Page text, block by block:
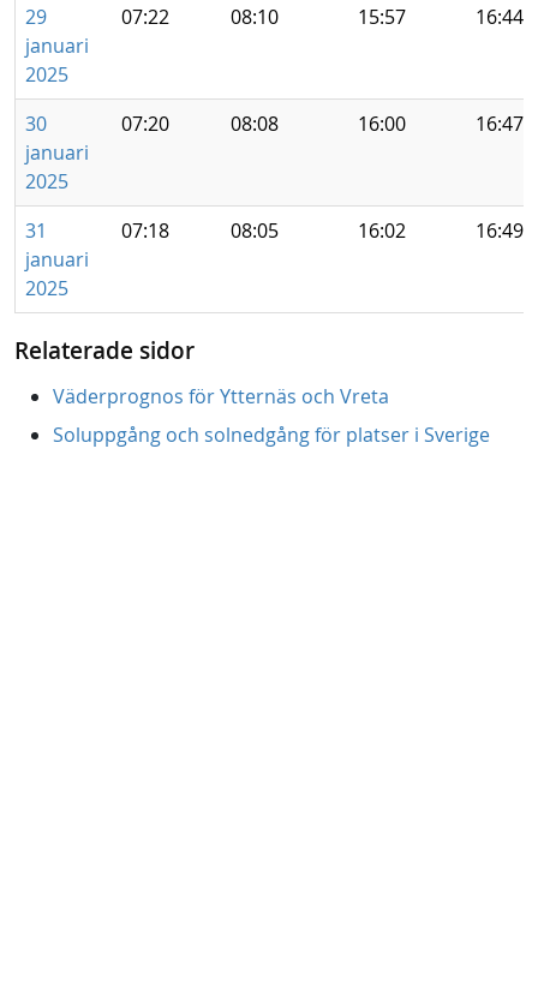
29
januari
2025
07:22 08:10 15:57 16:44
30
januari
2025
07:20 08:08 16:00 16:47
31
januari
2025
07:18 08:05 16:02 16:49
Relaterade sidor
Väderprognos för Ytternäs och Vreta
Soluppgång och solnedgång för platser i Sverige